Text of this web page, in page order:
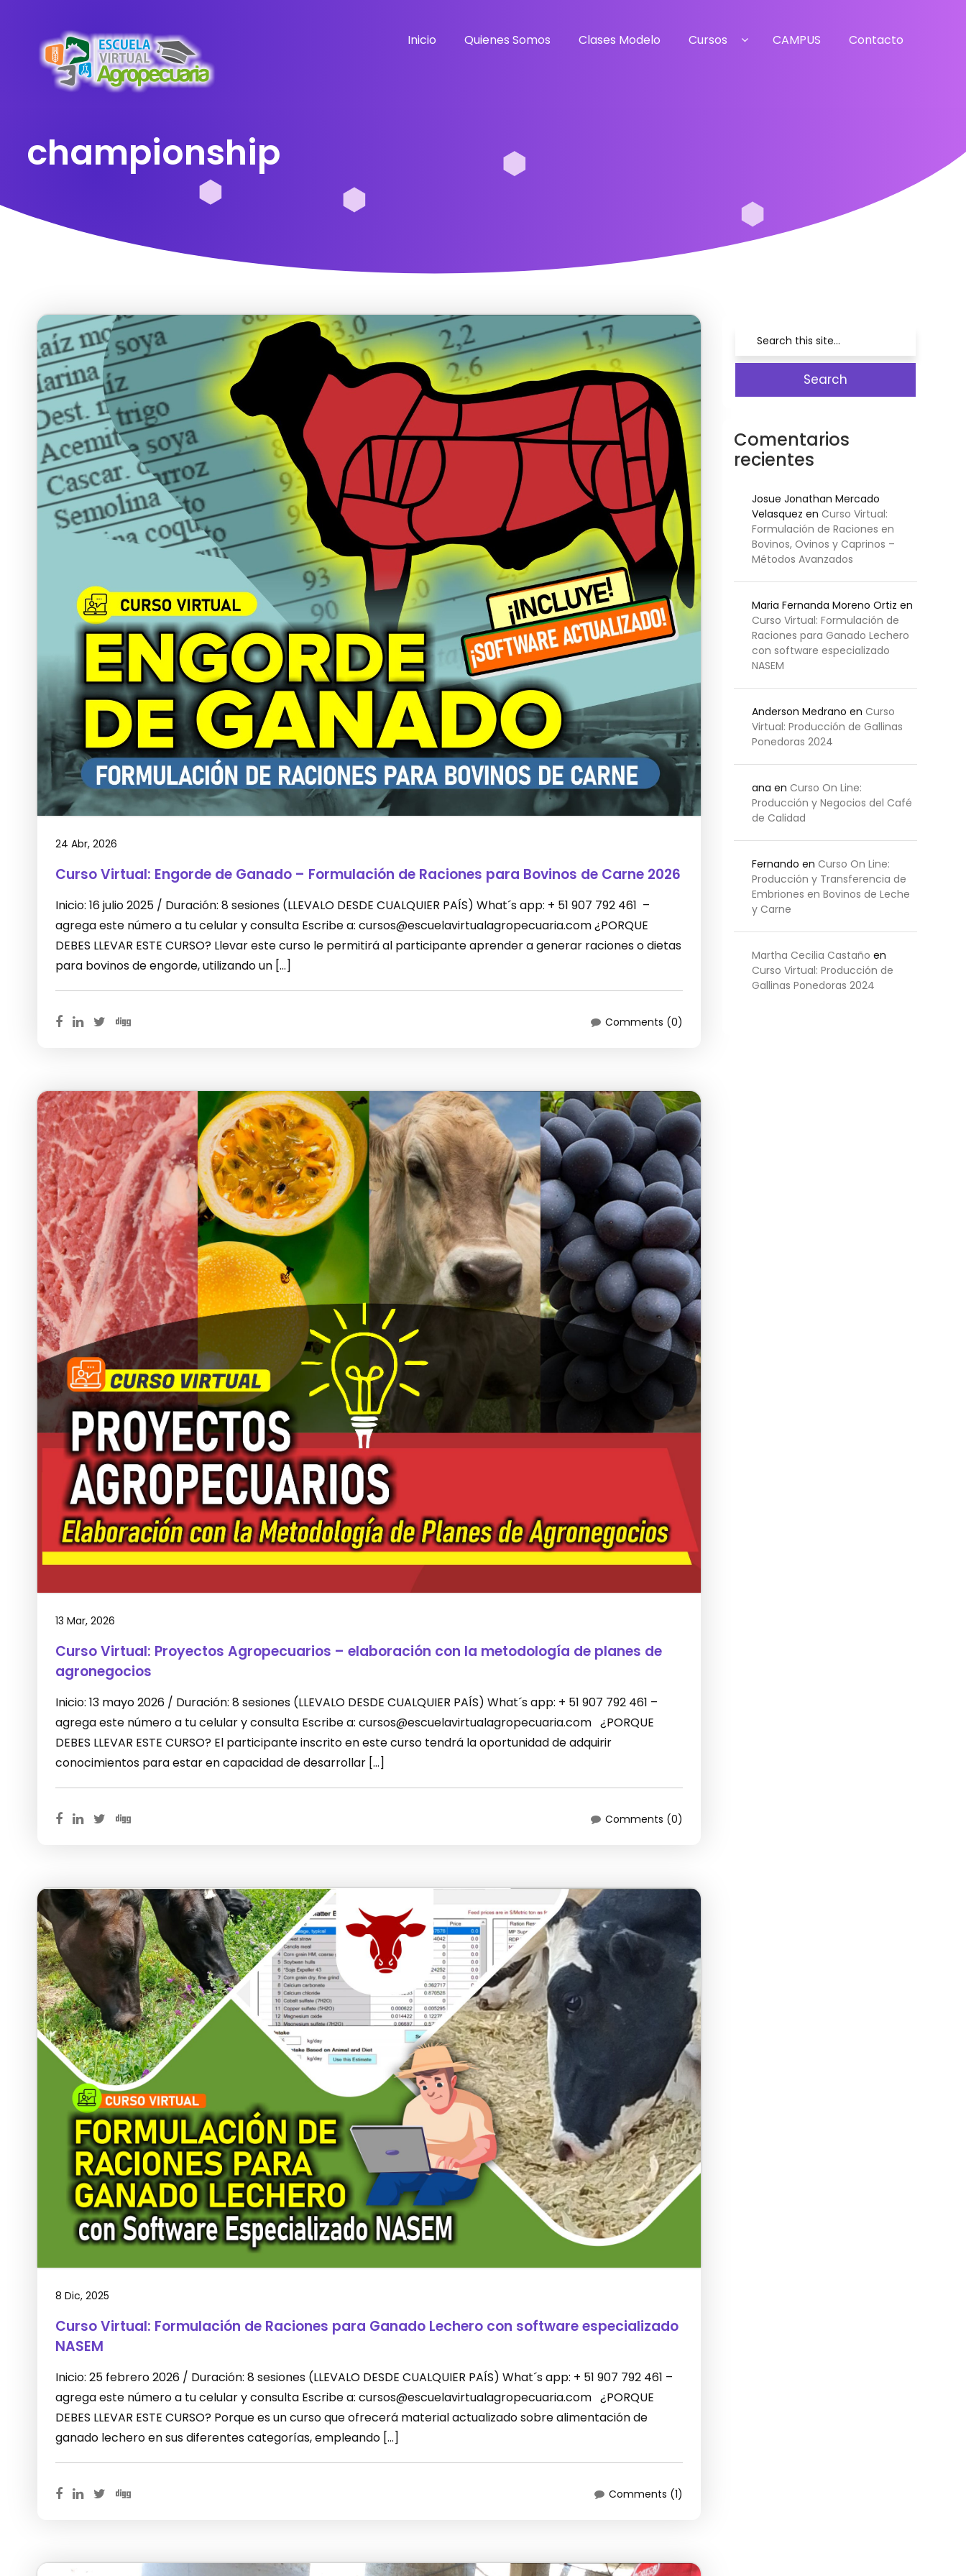
Inicio Quienes Somos Clases Modelo Cursos CAMPUS Contacto
championship
24 Abr, 2026
Curso Virtual: Engorde de Ganado – Formulación de Raciones para Bovinos de Carne 2026
Inicio: 16 julio 2025 / Duración: 8 sesiones (LLEVALO DESDE CUALQUIER PAÍS) What´s app: + 51 907 792 461 –
agrega este número a tu celular y consulta Escribe a: cursos@escuelavirtualagropecuaria.com ¿PORQUE
DEBES LLEVAR ESTE CURSO? Llevar este curso le permitirá al participante aprender a generar raciones o dietas
para bovinos de engorde, utilizando un […]
Comments (0)
13 Mar, 2026
Curso Virtual: Proyectos Agropecuarios – elaboración con la metodología de planes de
agronegocios
Inicio: 13 mayo 2026 / Duración: 8 sesiones (LLEVALO DESDE CUALQUIER PAÍS) What´s app: + 51 907 792 461 –
agrega este número a tu celular y consulta Escribe a: cursos@escuelavirtualagropecuaria.com ¿PORQUE
DEBES LLEVAR ESTE CURSO? El participante inscrito en este curso tendrá la oportunidad de adquirir
conocimientos para estar en capacidad de desarrollar […]
Comments (0)
8 Dic, 2025
Curso Virtual: Formulación de Raciones para Ganado Lechero con software especializado
NASEM
Inicio: 25 febrero 2026 / Duración: 8 sesiones (LLEVALO DESDE CUALQUIER PAÍS) What´s app: + 51 907 792 461 –
agrega este número a tu celular y consulta Escribe a: cursos@escuelavirtualagropecuaria.com ¿PORQUE
DEBES LLEVAR ESTE CURSO? Porque es un curso que ofrecerá material actualizado sobre alimentación de
ganado lechero en sus diferentes categorías, empleando […]
Comments (1)
Comentarios
recientes
Josue Jonathan Mercado
Velasquez en Curso Virtual:
Formulación de Raciones en
Bovinos, Ovinos y Caprinos –
Métodos Avanzados
Maria Fernanda Moreno Ortiz en
Curso Virtual: Formulación de
Raciones para Ganado Lechero
con software especializado
NASEM
Anderson Medrano en Curso
Virtual: Producción de Gallinas
Ponedoras 2024
ana en Curso On Line:
Producción y Negocios del Café
de Calidad
Fernando en Curso On Line:
Producción y Transferencia de
Embriones en Bovinos de Leche
y Carne
Martha Cecilia Castaño en
Curso Virtual: Producción de
Gallinas Ponedoras 2024